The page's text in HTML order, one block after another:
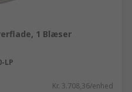
1 Blæser
LP
Kr. 3.708,36/enhed